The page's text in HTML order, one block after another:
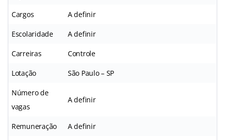
Cargos A definir
Escolaridade A definir
Carreiras Controle
Lotação São Paulo – SP
Número de
vagas
A definir
Remuneração A definir